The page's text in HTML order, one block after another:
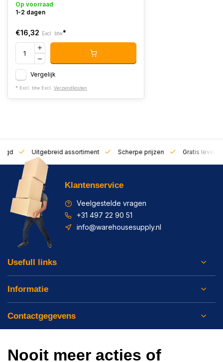
Op voorraad
1-2 dagen
€16,32 Excl. btw*
Vergelijk
* Excl. btw Excl. Verzendkosten
Uitgebreid assortiment Scherpe prijzen Gratis
Klantenservice
Veelgestelde vragen
+31 497 22 90 51
info@warehousesupply.nl
Usefull links
Informatie
Contactgegevens
Nooit meer acties of